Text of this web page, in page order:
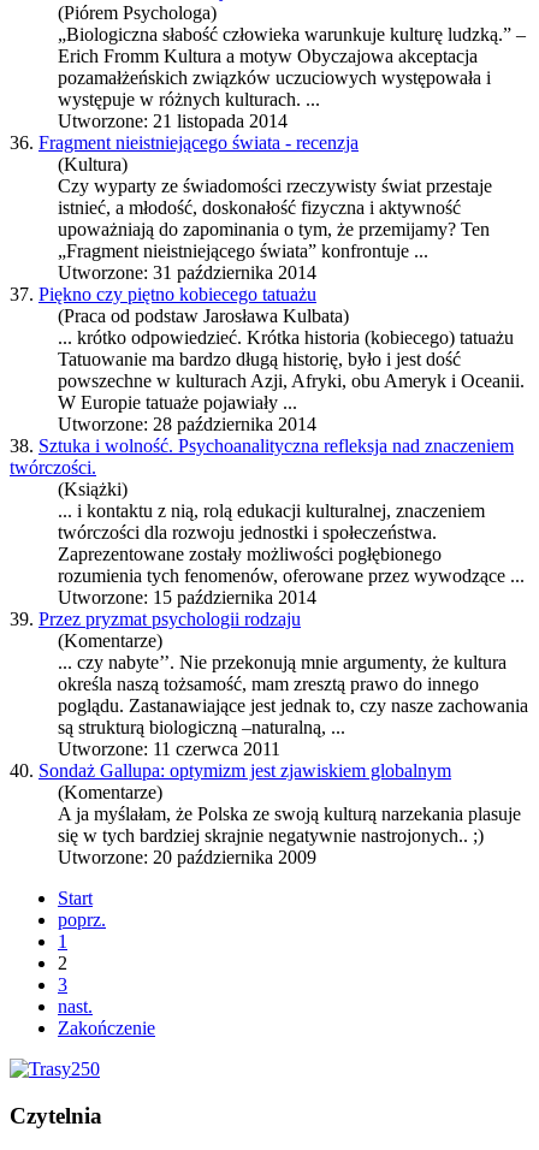
(Piórem Psychologa)
„Biologiczna słabość człowieka warunkuje kulturę ludzką.” –
Erich Fromm Kultura a motyw Obyczajowa akceptacja
pozamałżeńskich związków uczuciowych występowała i
występuje w różnych kulturach. ...
Utworzone: 21 listopada 2014
36. Fragment nieistniejącego świata - recenzja
(Kultura)
Czy wyparty ze świadomości rzeczywisty świat przestaje
istnieć, a młodość, doskonałość fizyczna i aktywność
upoważniają do zapominania o tym, że przemijamy? Ten
„Fragment nieistniejącego świata” konfrontuje ...
Utworzone: 31 października 2014
37. Piękno czy piętno kobiecego tatuażu
(Praca od podstaw Jarosława Kulbata)
... krótko odpowiedzieć. Krótka historia (kobiecego) tatuażu
Tatuowanie ma bardzo długą historię, było i jest dość
powszechne w kulturach Azji, Afryki, obu Ameryk i Oceanii.
W Europie tatuaże pojawiały ...
Utworzone: 28 października 2014
38. Sztuka i wolność. Psychoanalityczna refleksja nad znaczeniem
twórczości.
(Książki)
... i kontaktu z nią, rolą edukacji kulturalnej, znaczeniem
twórczości dla rozwoju jednostki i społeczeństwa.
Zaprezentowane zostały możliwości pogłębionego
rozumienia tych fenomenów, oferowane przez wywodzące ...
Utworzone: 15 października 2014
39. Przez pryzmat psychologii rodzaju
(Komentarze)
... czy nabyte’’. Nie przekonują mnie argumenty, że kultura
określa naszą tożsamość, mam zresztą prawo do innego
poglądu. Zastanawiające jest jednak to, czy nasze zachowania
są strukturą biologiczną –naturalną, ...
Utworzone: 11 czerwca 2011
40. Sondaż Gallupa: optymizm jest zjawiskiem globalnym
(Komentarze)
A ja myślałam, że Polska ze swoją kulturą narzekania plasuje
się w tych bardziej skrajnie negatywnie nastrojonych.. ;)
Utworzone: 20 października 2009
Start
poprz.
1
2
3
nast.
Zakończenie
Czytelnia